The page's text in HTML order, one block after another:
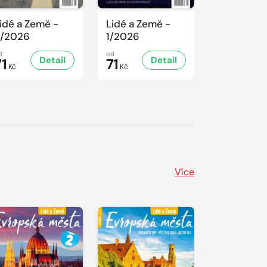
a Země -
2026
Kč
Detail
Lidé a Země -
1/2026
od
71 Kč
Detail
Více